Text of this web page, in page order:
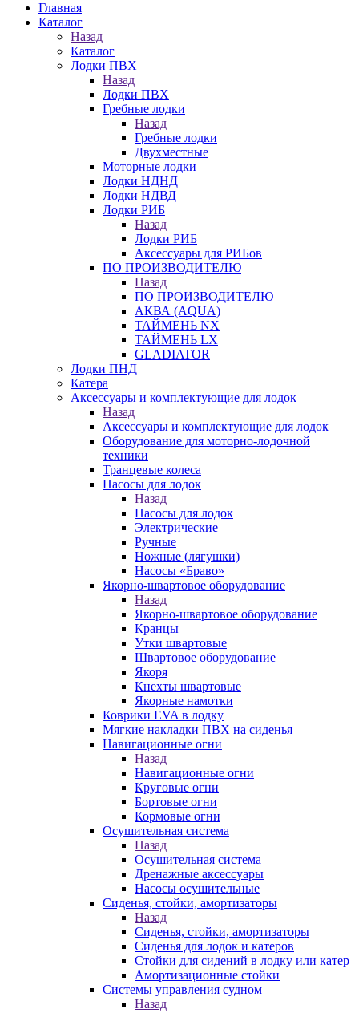
Главная
Каталог
Назад
Каталог
Лодки ПВХ
Назад
Лодки ПВХ
Гребные лодки
Назад
Гребные лодки
Двухместные
Моторные лодки
Лодки НДНД
Лодки НДВД
Лодки РИБ
Назад
Лодки РИБ
Аксессуары для РИБов
ПО ПРОИЗВОДИТЕЛЮ
Назад
ПО ПРОИЗВОДИТЕЛЮ
АКВА (AQUA)
ТАЙМЕНЬ NX
ТАЙМЕНЬ LX
GLADIATOR
Лодки ПНД
Катера
Аксессуары и комплектующие для лодок
Назад
Аксессуары и комплектующие для лодок
Оборудование для моторно-лодочной
техники
Транцевые колеса
Насосы для лодок
Назад
Насосы для лодок
Электрические
Ручные
Ножные (лягушки)
Насосы «Браво»
Якорно-швартовое оборудование
Назад
Якорно-швартовое оборудование
Кранцы
Утки швартовые
Швартовое оборудование
Якоря
Кнехты швартовые
Якорные намотки
Коврики EVA в лодку
Мягкие накладки ПВХ на сиденья
Навигационные огни
Назад
Навигационные огни
Круговые огни
Бортовые огни
Кормовые огни
Осушительная система
Назад
Осушительная система
Дренажные аксессуары
Насосы осушительные
Сиденья, стойки, амортизаторы
Назад
Сиденья, стойки, амортизаторы
Сиденья для лодок и катеров
Стойки для сидений в лодку или катер
Амортизационные стойки
Системы управления судном
Назад